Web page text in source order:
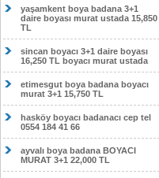
yaşamkent boya badana 3+1
daire boyası murat ustada 15,850
TL
sincan boyacı 3+1 daire boyası
16,250 TL boyacı murat ustada
etimesgut boya badana boyacı
murat 3+1 15,750 TL
hasköy boyacı badanacı cep tel
0554 184 41 66
ayvalı boya badana BOYACI
MURAT 3+1 22,000 TL